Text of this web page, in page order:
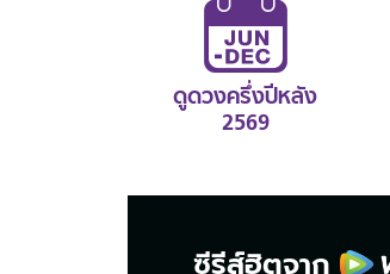
ดูดวงครึ่งปีหลัง
2569
ซีรีส์ฮิตจาก